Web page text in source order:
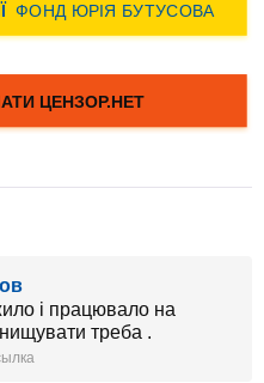
і працювало на
треба .